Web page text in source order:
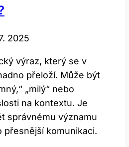
2025
výraz, který se v
přeloží. Může být
„milý“ nebo
na kontextu. Je
správnému významu
komunikaci.